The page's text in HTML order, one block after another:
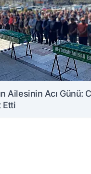
Ailesinin Acı Günü:
Etti